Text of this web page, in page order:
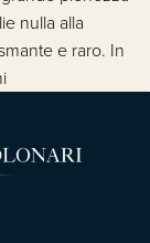
nulla alla
e raro. In